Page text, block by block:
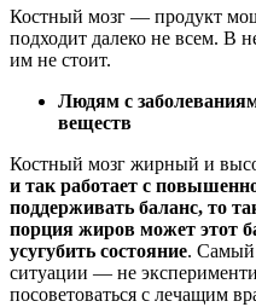
Костный мозг — продукт
подходит далеко не всем. В
им не стоит.
Людям с
веществ
Костный мозг жирный и
и так работает с
поддерживать баланс, то
порция жиров может этот
усугубить состояние. Самый
ситуации — не
посоветоваться с лечащим